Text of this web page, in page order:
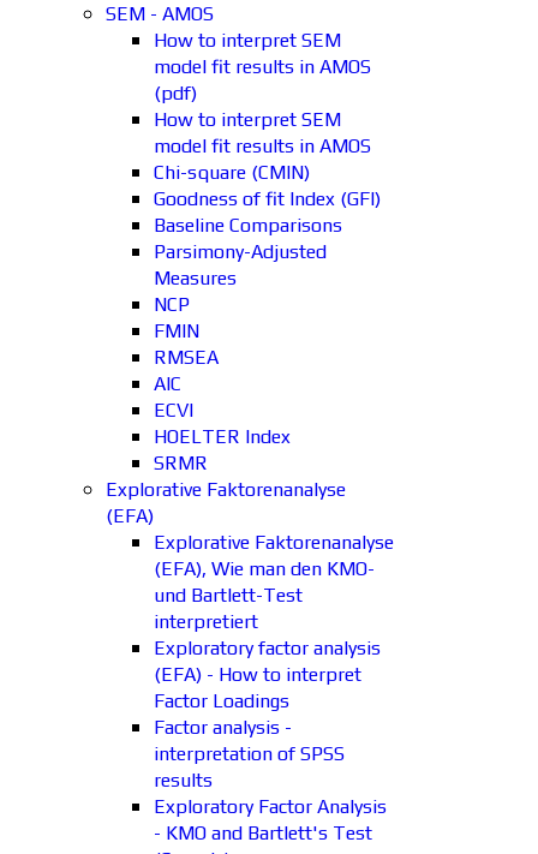
SEM - AMOS
How to interpret SEM
model fit results in AMOS
(pdf)
How to interpret SEM
model fit results in AMOS
Chi-square (CMIN)
Goodness of fit Index (GFI)
Baseline Comparisons
Parsimony-Adjusted
Measures
NCP
FMIN
RMSEA
AIC
ECVI
HOELTER Index
SRMR
Explorative Faktorenanalyse
(EFA)
Explorative Faktorenanalyse
(EFA), Wie man den KMO-
und Bartlett-Test
interpretiert
Exploratory factor analysis
(EFA) - How to interpret
Factor Loadings
Factor analysis -
interpretation of SPSS
results
Exploratory Factor Analysis
- KMO and Bartlett's Test